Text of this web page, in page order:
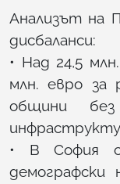
Анализът на
дисбаланси:
• Над 24,5
млн. евро за
общини
• В София
демографски